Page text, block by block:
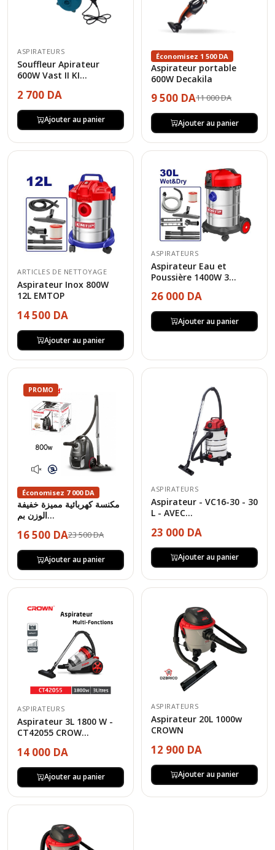
ASPIRATEURS
Souffleur Apirateur
600W Vast II KI...
2 700 DA
Ajouter au panier
Économisez 1 500 DA
Aspirateur portable
600W Decakila
9 500 DA11 000 DA
Ajouter au panier
ARTICLES DE NETTOYAGE
Aspirateur Inox 800W
12L EMTOP
14 500 DA
Ajouter au panier
ASPIRATEURS
Aspirateur Eau et
Poussière 1400W 3...
26 000 DA
Ajouter au panier
PROMO
Économisez 7 000 DA
مكنسة كهربائية مميزة خفيفة
الوزن بم...
16 500 DA23 500 DA
Ajouter au panier
ASPIRATEURS
Aspirateur - VC16-30 - 30
L - AVEC...
23 000 DA
Ajouter au panier
ASPIRATEURS
Aspirateur 3L 1800 W -
CT42055 CROW...
14 000 DA
Ajouter au panier
ASPIRATEURS
Aspirateur 20L 1000w
CROWN
12 900 DA
Ajouter au panier